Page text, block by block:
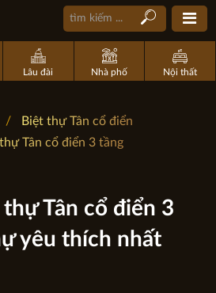
Lâu đài Nhà phố Nội thất
Biệt thự Tân cổ điển
Tân cổ điển 3 tầng
Tân cổ điển 3
yêu thích nhất